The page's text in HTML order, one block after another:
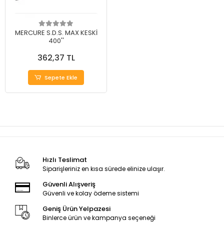
MERCURE S.D.S. MAX KESKİ
400''
362,37 TL
Sepete Ekle
Hızlı Teslimat
Siparişleriniz en kısa sürede elinize ulaşır.
Güvenli Alışveriş
Güvenli ve kolay ödeme sistemi
Geniş Ürün Yelpazesi
Binlerce ürün ve kampanya seçeneği